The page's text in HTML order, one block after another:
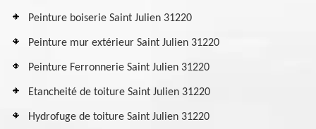
Peinture boiserie Saint Julien 31220
Peinture mur extérieur Saint Julien 31220
Peinture Ferronnerie Saint Julien 31220
Etancheité de toiture Saint Julien 31220
Hydrofuge de toiture Saint Julien 31220